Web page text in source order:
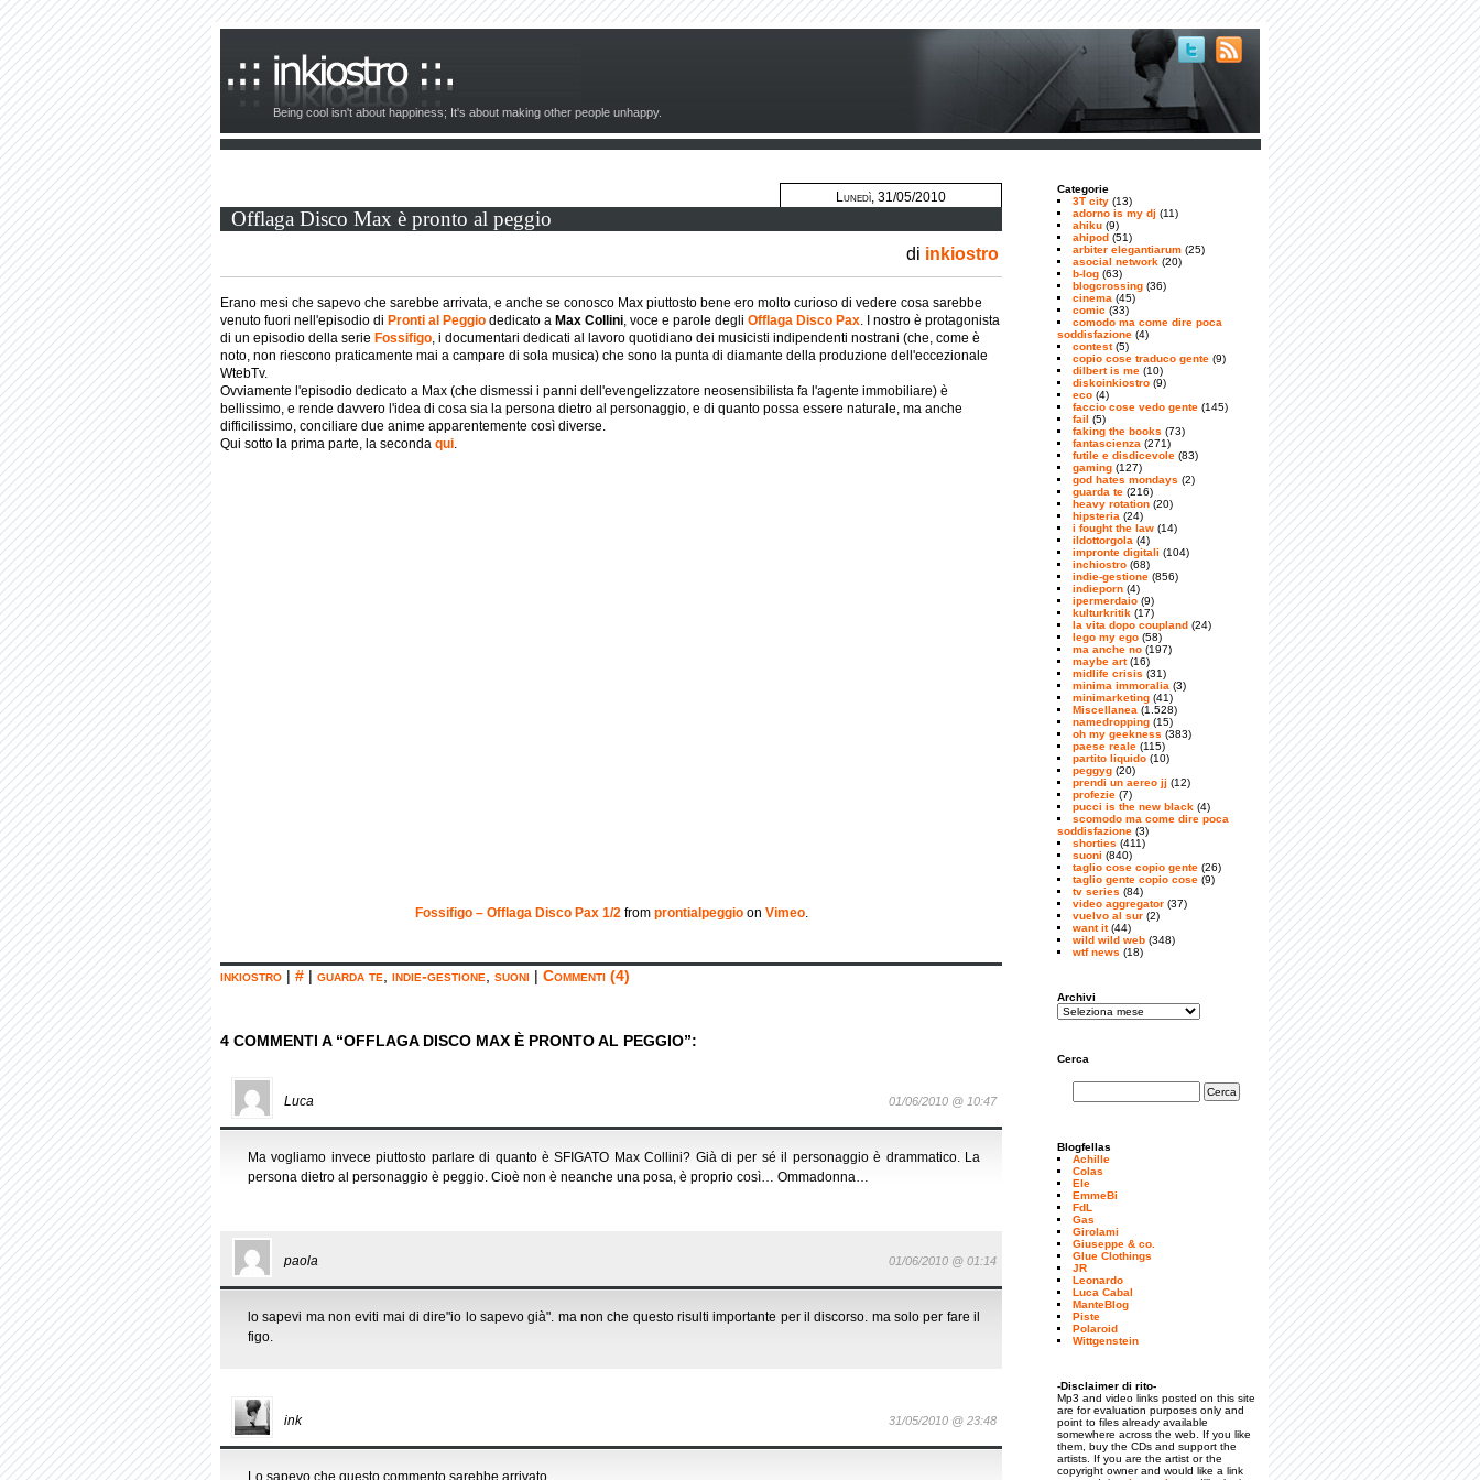
Being cool isn't about happiness; It's about making other people unhappy.
Lunedì, 31/05/2010
Offlaga Disco Max è pronto al peggio
di inkiostro
Erano mesi che sapevo che sarebbe arrivata, e anche se conosco Max piuttosto bene ero molto curioso di vedere cosa sarebbe
venuto fuori nell'episodio di Pronti al Peggio dedicato a Max Collini, voce e parole degli Offlaga Disco Pax. I nostro è protagonista
di un episodio della serie Fossifigo, i documentari dedicati al lavoro quotidiano dei musicisti indipendenti nostrani (che, come è
noto, non riescono praticamente mai a campare di sola musica) che sono la punta di diamante della produzione dell'eccezionale
WtebTv.
Ovviamente l'episodio dedicato a Max (che dismessi i panni dell'evengelizzatore neosensibilista fa l'agente immobiliare) è
bellissimo, e rende davvero l'idea di cosa sia la persona dietro al personaggio, e di quanto possa essere naturale, ma anche
difficilissimo, conciliare due anime apparentemente così diverse.
Qui sotto la prima parte, la seconda qui.
Fossifigo – Offlaga Disco Pax 1/2from prontialpeggioon Vimeo.
inkiostro | # | guarda te indie-gestione suoni | Commenti (4)
4 COMMENTI A “OFFLAGA DISCO MAX È PRONTO AL PEGGIO”:
Luca 01/06/2010 @ 10:47
Ma vogliamo invece piuttosto parlare di quanto è SFIGATO Max Collini? Già di per sé il personaggio è drammatico. La
persona dietro al personaggio è peggio. Cioè non è neanche una posa, è proprio così… Ommadonna…
paola 01/06/2010 @ 01:14
lo sapevi ma non eviti mai di dire"io lo sapevo già". ma non che questo risulti importante per il discorso. ma solo per fare il
figo.
ink 31/05/2010 @ 23:48
Lo sapevo che questo commento sarebbe arrivato.
Categorie
3T city (13)
adorno is my dj (11)
ahiku (9)
ahipod (51)
arbiter elegantiarum (25)
asocial network (20)
b-log (63)
blogcrossing (36)
cinema (45)
comic (33)
comodo ma come dire poca
soddisfazione (4)
contest(5)
copio cose traduco gente (9)
dilbert is me (10)
diskoinkiostro (9)
eco (4)
faccio cose vedo gente (145)
fail (5)
faking the books (73)
fantascienza (271)
futile e disdicevole (83)
gaming (127)
god hates mondays (2)
guarda te (216)
heavy rotation (20)
hipsteria (24)
i fought the law (14)
ildottorgola (4)
impronte digitali (104)
inchiostro (68)
indie-gestione (856)
indieporn (4)
ipermerdaio (9)
kulturkritik (17)
la vita dopo coupland (24)
lego my ego (58)
ma anche no (197)
maybe art(16)
midlife crisis (31)
minima immoralia (3)
minimarketing (41)
Miscellanea (1.528)
namedropping (15)
oh my geekness (383)
paese reale (115)
partito liquido (10)
peggyg (20)
prendi un aereo jj (12)
profezie (7)
pucci is the new black (4)
scomodo ma come dire poca
soddisfazione (3)
shorties (411)
suoni (840)
taglio cose copio gente (26)
taglio gente copio cose (9)
tv series (84)
video aggregator (37)
vuelvo al sur (2)
want it(44)
wild wild web (348)
wtf news (18)
Archivi
Cerca
Blogfellas
Achille
Colas
Ele
EmmeBi
FdL
Gas
Girolami
Giuseppe & co.
Glue Clothings
JR
Leonardo
Luca Cabal
ManteBlog
Piste
Polaroid
Wittgenstein
-Disclaimer di rito-
Mp3 and video links posted on this site
are for evaluation purposes only and
point to files already available
somewhere across the web. If you like
them, buy the CDs and support the
artists. If you are the artist or the
copyright owner and would like a link